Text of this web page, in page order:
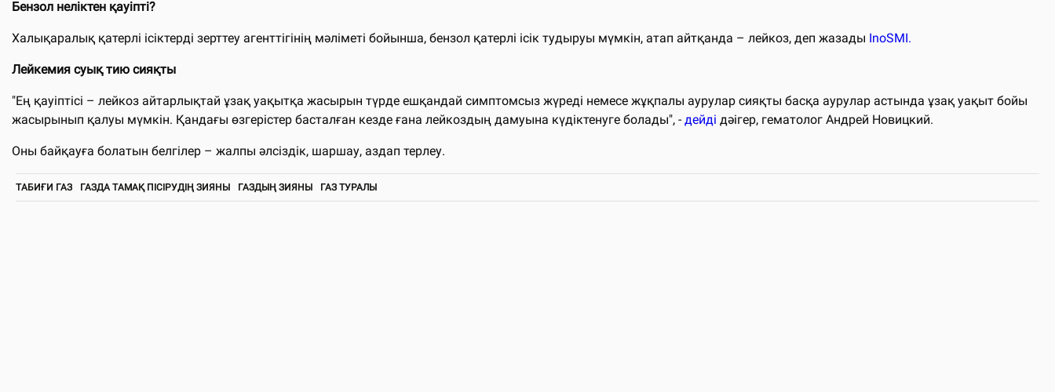
Бензол неліктен қауіпті?
Халықаралық қатерлі ісіктерді зерттеу агенттігінің мәліметі бойынша, бензол қатерлі ісік тудыруы мүмкін, атап айтқанда – лейкоз, деп жазады InoSMI.
Лейкемия суық тию сияқты
"Ең қауіптісі – лейкоз айтарлықтай ұзақ уақытқа жасырын түрде ешқандай симптомсыз жүреді немесе жұқпалы аурулар сияқты басқа аурулар астында ұзақ уақыт бойы
жасырынып қалуы мүмкін. Қандағы өзгерістер басталған кезде ғана лейкоздың дамуына күдіктенуге болады", - дейді дәігер, гематолог Андрей Новицкий.
Оны байқауға болатын белгілер – жалпы әлсіздік, шаршау, аздап терлеу.
ТАБИҒИ ГАЗ ГАЗДА ТАМАҚ ПІСІРУДІҢ ЗИЯНЫ ГАЗДЫҢ ЗИЯНЫ ГАЗ ТУРАЛЫ